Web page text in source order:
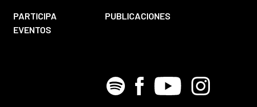
PARTICIPA
PUBLICACIONES
EVENTOS
Spotify Facebook
Youtube Instagram